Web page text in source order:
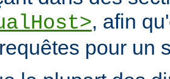
, afin
pour un